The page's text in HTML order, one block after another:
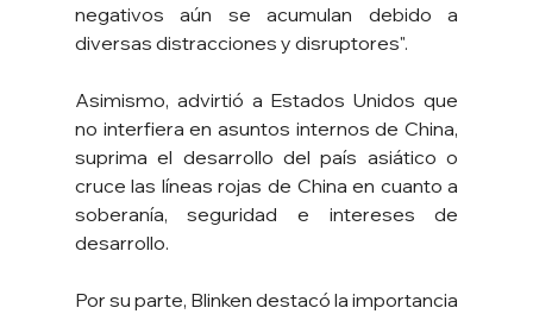
negativos aún se acumulan debido a
diversas distracciones y disruptores".
Asimismo, advirtió a Estados Unidos que
no interfiera en asuntos internos de China,
suprima el desarrollo del país asiático o
cruce las líneas rojas de China en cuanto a
soberanía, seguridad e intereses de
desarrollo.
Por su parte, Blinken destacó la importancia